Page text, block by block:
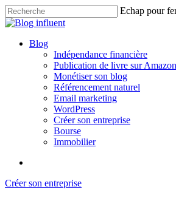
Skip
to
content
Echap pour
Close
search
Menu
Blog
Indépendance financière
Publication de livre sur Amazon
Monétiser son blog
Référencement naturel
Email marketing
WordPress
Créer son entreprise
Bourse
Immobilier
Créer son entreprise